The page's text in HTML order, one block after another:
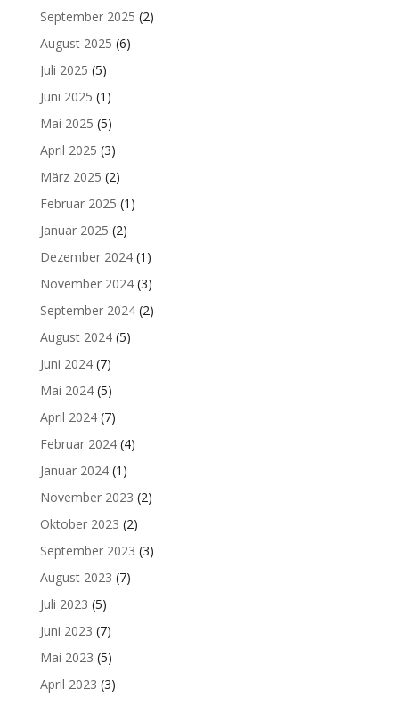
September 2025 (2)
August 2025 (6)
Juli 2025 (5)
Juni 2025 (1)
Mai 2025 (5)
April 2025 (3)
März 2025 (2)
Februar 2025 (1)
Januar 2025 (2)
Dezember 2024(1)
November 2024(3)
September 2024(2)
August 2024(5)
Juni 2024(7)
Mai 2024(5)
April 2024(7)
Februar 2024(4)
Januar 2024(1)
November 2023 (2)
Oktober 2023 (2)
September 2023 (3)
August 2023 (7)
Juli 2023 (5)
Juni 2023 (7)
Mai 2023 (5)
April 2023 (3)